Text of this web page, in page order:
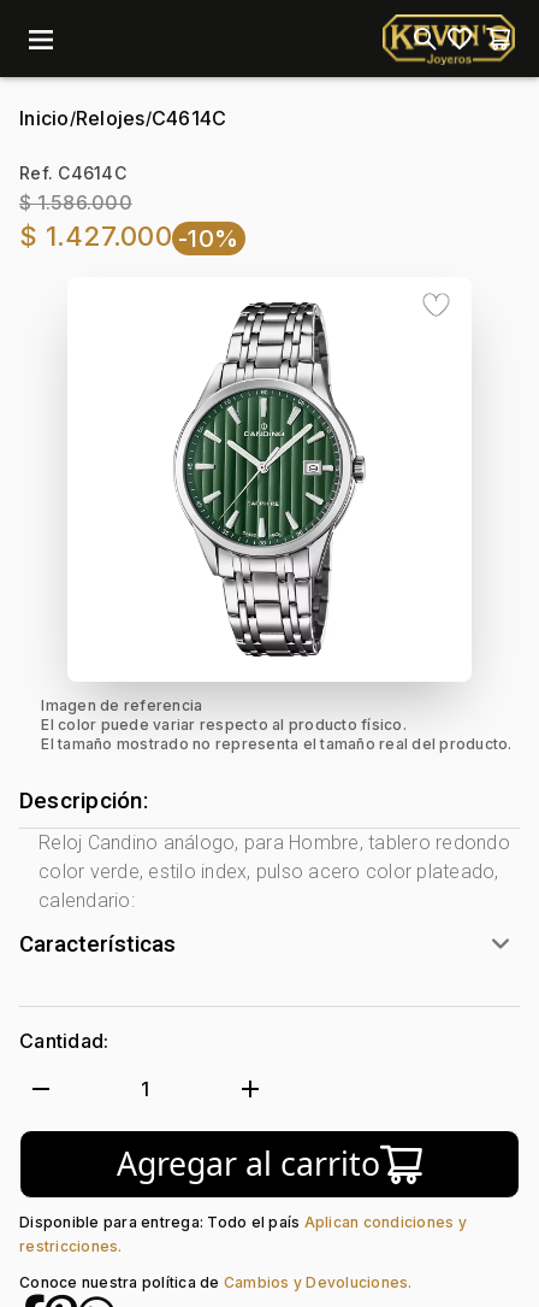
menu
Inicio/Relojes/C4614C
Ref. C4614C
$ 1.586.000
$ 1.427.000 -10%
Imagen de referencia
El color puede variar respecto al producto físico.
El tamaño mostrado no representa el tamaño real del producto.
Descripción:
Reloj Candino análogo, para Hombre, tablero redondo
color verde, estilo index, pulso acero color plateado,
calendario:
Características
Marca: Candino
Género:
Luminiscente:
Movimiento: Quartz
Calendario: Si
Tipo de cristal:
Zafiro
Color del tablero: Verde
Color del Pulso:
Material del pulso:
Acero
Cantidad:
remove 1 add
Agregar al carrito
Disponible para entrega: Todo el país Aplican condiciones y
restricciones.
Conoce nuestra política de Cambios y Devoluciones.